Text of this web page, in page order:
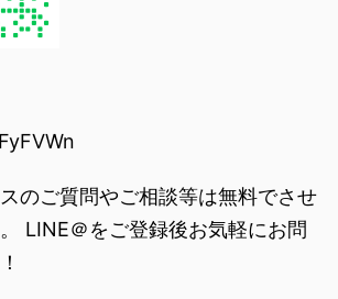
のご質問やご相談等は無料でさせ
LINE＠をご登録後お気軽にお問